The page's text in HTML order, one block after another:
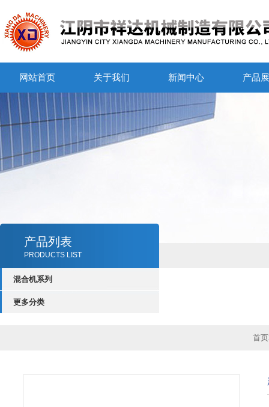
网站首页 关于我们 新闻中心 产品
产品列表
PRODUCTS LIST
混合机系列
更多分类
首页